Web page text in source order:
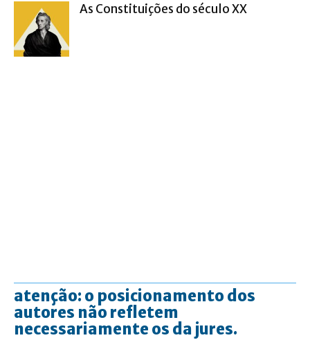
As Constituições do século XX
atenção: o posicionamento dos
autores não refletem
necessariamente os da jures.